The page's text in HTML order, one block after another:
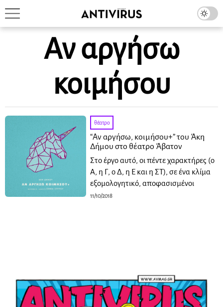
Αν αργήσω
κοιμήσου
θέατρο
“Αν αργήσω, κοιμήσου+” του Άκη
Δήμου στο θέατρο Άβατον
Στο έργο αυτό, οι πέντε χαρακτήρες (ο
Α, η Γ, ο Δ, η Ε και η ΣΤ), σε ένα κλίμα
εξομολογητικό, αποφασισμένοι
11/10/2018